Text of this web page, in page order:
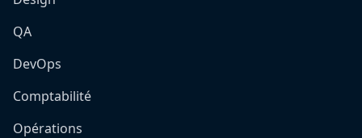
QA
DevOps
Comptabilité
Opérations